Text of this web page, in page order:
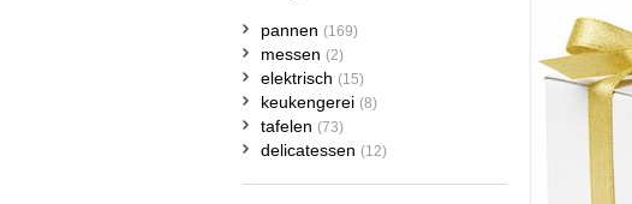
pannen (169)
messen (2)
elektrisch (15)
keukengerei (8)
tafelen (73)
delicatessen (12)